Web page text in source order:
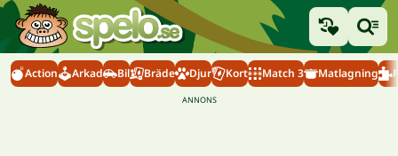
Action Arkad Bil Bräde Djur Kort Match 3 Matlagning